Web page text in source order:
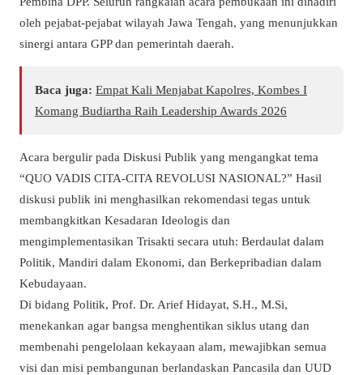
oleh pejabat-pejabat wilayah Jawa Tengah, yang menunjukkan
sinergi antara GPP dan pemerintah daerah.
Baca juga: Empat Kali Menjabat Kapolres, Kombes I
Komang Budiartha Raih Leadership Awards 2026
Acara bergulir pada Diskusi Publik yang mengangkat tema
“QUO VADIS CITA-CITA REVOLUSI NASIONAL?” Hasil
diskusi publik ini menghasilkan rekomendasi tegas untuk
membangkitkan Kesadaran Ideologis dan
mengimplementasikan Trisakti secara utuh: Berdaulat dalam
Politik, Mandiri dalam Ekonomi, dan Berkepribadian dalam
Kebudayaan.
Di bidang Politik, Prof. Dr. Arief Hidayat, S.H., M.Si,
menekankan agar bangsa menghentikan siklus utang dan
membenahi pengelolaan kekayaan alam, mewajibkan semua
visi dan misi pembangunan berlandaskan Pancasila dan UUD